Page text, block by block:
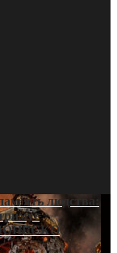
людства:
в ЮНЕСКО